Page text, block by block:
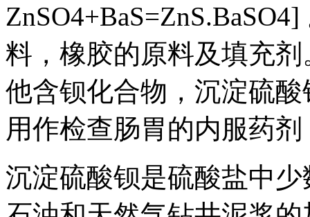
料，橡胶的原料及填充
他含钡化合物，沉淀硫
用作检查肠胃的内服药
沉淀硫酸钡是硫酸盐中